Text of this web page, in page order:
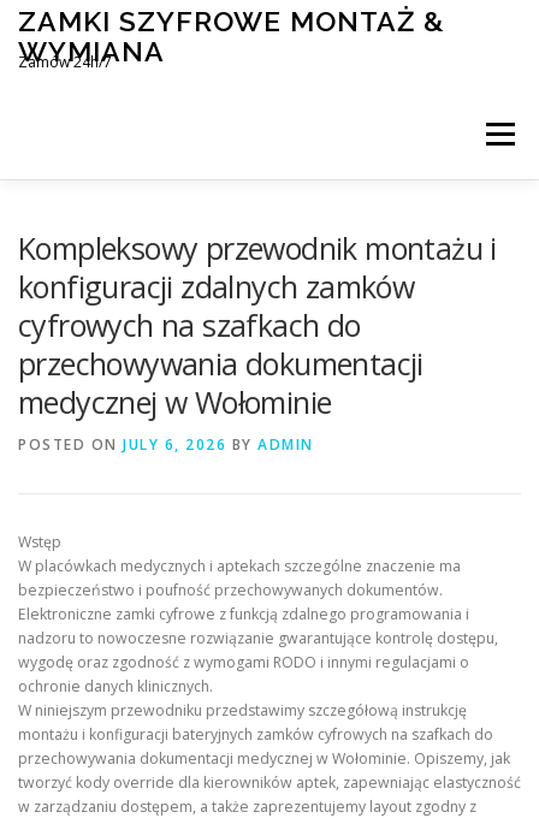
Skip
content
ZAMKI SZYFROWE MONTAŻ &
WYMIANA
Zamów 24h/7
Menu
BLOG KONTAKT
Kompleksowy przewodnik montażu i
konfiguracji zdalnych zamków
cyfrowych na szafkach do
przechowywania dokumentacji
medycznej w Wołominie
POSTED ON JULY 6, 2026 BY ADMIN
Wstęp
W placówkach medycznych i aptekach szczególne znaczenie ma
bezpieczeństwo i poufność przechowywanych dokumentów.
Elektroniczne zamki cyfrowe z funkcją zdalnego programowania i
nadzoru to nowoczesne rozwiązanie gwarantujące kontrolę dostępu,
wygodę oraz zgodność z wymogami RODO i innymi regulacjami o
ochronie danych klinicznych.
W niniejszym przewodniku przedstawimy szczegółową instrukcję
montażu i konfiguracji bateryjnych zamków cyfrowych na szafkach do
przechowywania dokumentacji medycznej w Wołominie. Opiszemy, jak
tworzyć kody override dla kierowników aptek, zapewniając elastyczność
w zarządzaniu dostępem, a także zaprezentujemy layout zgodny z